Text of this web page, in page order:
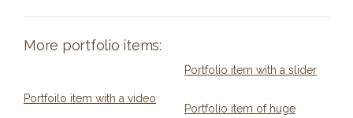
More portfolio items:
Portfolio item with a slider
Portfoilo item with a video
Portfolio item of huge